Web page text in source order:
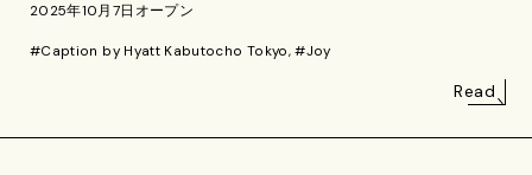
2025年10月7日オープン
#Caption by Hyatt Kabutocho Tokyo, #Joy
Read